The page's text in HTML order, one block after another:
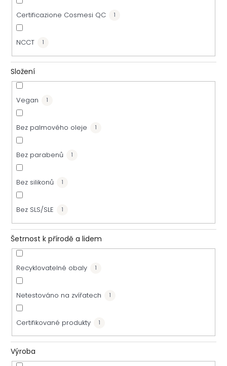
Certificazione Cosmesi QC 1
NCCT 1
Složení
Vegan 1
Bez palmového oleje 1
Bez parabenů 1
Bez silikonů 1
Bez SLS/SLE 1
Šetrnost k přírodě a lidem
Recyklovatelné obaly 1
Netestováno na zvířatech 1
Certifikované produkty 1
Výroba